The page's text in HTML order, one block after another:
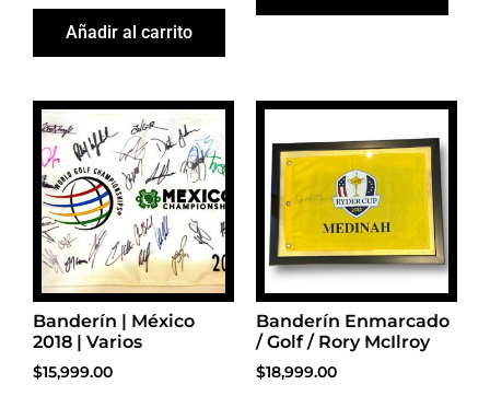
Añadir al carrito
Banderín | México
2018 | Varios
$15,999.00
Banderín Enmarcado
/ Golf / Rory McIlroy
$18,999.00